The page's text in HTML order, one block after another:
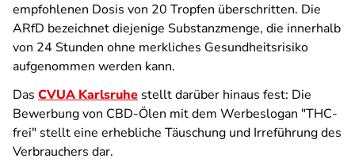
empfohlenen Dosis von 20 Tropfen überschritten. Die
ARfD bezeichnet diejenige Substanzmenge, die innerhalb
von 24 Stunden ohne merkliches Gesundheitsrisiko
aufgenommen werden kann.
Das CVUA Karlsruhe stellt darüber hinaus fest: Die
Bewerbung von CBD-Ölen mit dem Werbeslogan "THC-
frei" stellt eine erhebliche Täuschung und Irreführung des
Verbrauchers dar.